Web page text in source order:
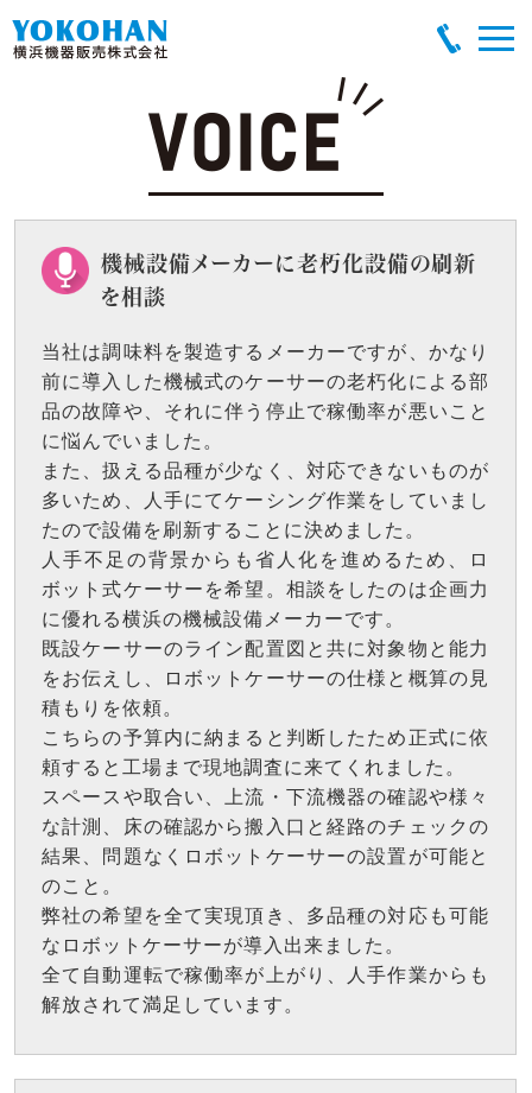
機械設備メーカーに老朽化設備の刷新
を相談
当社は調味料を製造するメーカーですが、かなり
前に導入した機械式のケーサーの老朽化による部
品の故障や、それに伴う停止で稼働率が悪いこと
に悩んでいました。
また、扱える品種が少なく、対応できないものが
多いため、人手にてケーシング作業をしていまし
たので設備を刷新することに決めました。
人手不足の背景からも省人化を進めるため、ロ
ボット式ケーサーを希望。相談をしたのは企画力
に優れる横浜の機械設備メーカーです。
既設ケーサーのライン配置図と共に対象物と能力
をお伝えし、ロボットケーサーの仕様と概算の見
積もりを依頼。
こちらの予算内に納まると判断したため正式に依
頼すると工場まで現地調査に来てくれました。
スペースや取合い、上流・下流機器の確認や様々
な計測、床の確認から搬入口と経路のチェックの
結果、問題なくロボットケーサーの設置が可能と
のこと。
弊社の希望を全て実現頂き、多品種の対応も可能
なロボットケーサーが導入出来ました。
全て自動運転で稼働率が上がり、人手作業からも
解放されて満足しています。